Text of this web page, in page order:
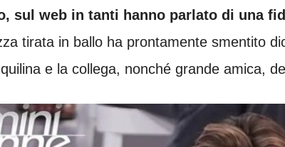
sul web in tanti hanno parlato di una
tirata in ballo ha prontamente smentito
e la collega, nonché grande amica,